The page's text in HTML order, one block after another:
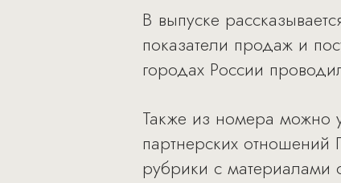
В выпуске
показатели продаж и
городах России
Также из номера можно
партнерских
рубрики с материалами